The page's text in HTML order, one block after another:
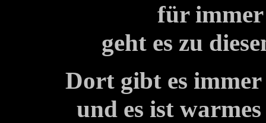
für immer
geht es zu
Dort gibt es
und es ist